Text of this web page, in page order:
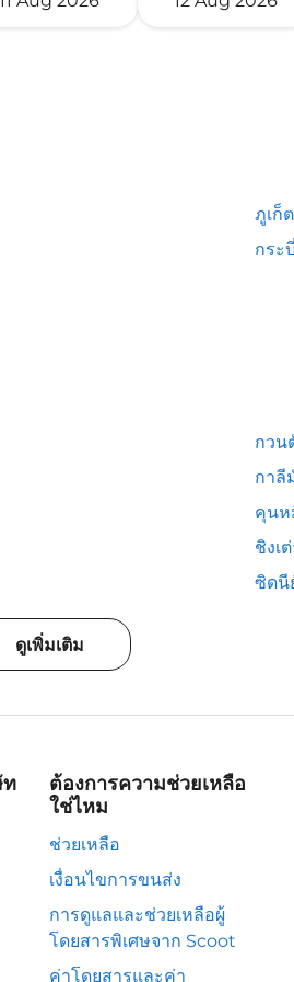
ภูเก็ต
กระบี่
กวน
กาลี
คุนห
ชิงเ
ซิดนี
ดูเพิ่มเติม
ท
ต้องการความช่วยเหลือ
ใช่ไหม
ช่วยเหลือ
เงื่อนไขการขนส่ง
การดูแลและช่วยเหลือผู้
โดยสารพิเศษจาก Scoot
ค่าโดยสารและค่า